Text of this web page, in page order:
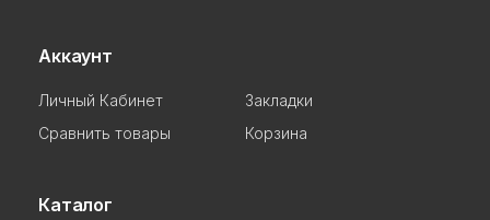
Аккаунт
Личный Кабинет
Закладки
Сравнить товары
Корзина
Каталог